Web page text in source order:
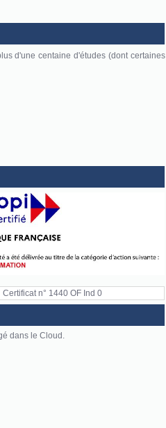
d'une centaine d'études (dont certaines
Certificat n° 1440 OF Ind 0
dans le Cloud.